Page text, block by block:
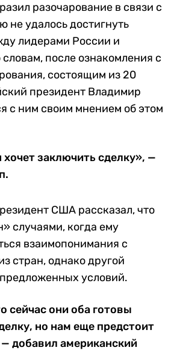
разочарование в связи с
не удалось достигнуть
лидерами России и
после ознакомления с
состоящим из 20
президент Владимир
с ним своим мнением об этом
заключить сделку», —
США рассказал, что
случаями, когда ему
взаимопонимания с
стран, однако другой
условий.
сейчас они оба готовы
но нам еще предстоит
— добавил американский